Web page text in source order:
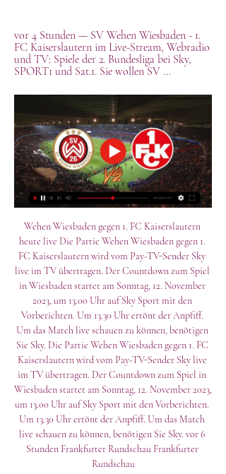
vor 4 Stunden — SV Wehen Wiesbaden - 1.
FC Kaiserslautern im Live-Stream, Webradio
und TV: Spiele der 2. Bundesliga bei Sky,
SPORT1 und Sat.1. Sie wollen SV ...
Wehen Wiesbaden gegen 1. FC Kaiserslautern
heute live Die Partie Wehen Wiesbaden gegen 1.
FC Kaiserslautern wird vom Pay-TV-Sender Sky
live im TV übertragen. Der Countdown zum Spiel
in Wiesbaden startet am Sonntag, 12. November
2023, um 13.00 Uhr auf Sky Sport mit den
Vorberichten. Um 13.30 Uhr ertönt der Anpfiff.
Um das Match live schauen zu können, benötigen
Sie Sky. Die Partie Wehen Wiesbaden gegen 1. FC
Kaiserslautern wird vom Pay-TV-Sender Sky live
im TV übertragen. Der Countdown zum Spiel in
Wiesbaden startet am Sonntag, 12. November 2023,
um 13.00 Uhr auf Sky Sport mit den Vorberichten.
Um 13.30 Uhr ertönt der Anpfiff. Um das Match
live schauen zu können, benötigen Sie Sky. vor 6
Stunden Frankfurter Rundschau Frankfurter
Rundschau